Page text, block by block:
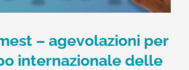
– agevolazioni per
internazionale delle